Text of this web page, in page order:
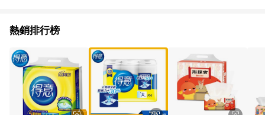
熱銷排行榜